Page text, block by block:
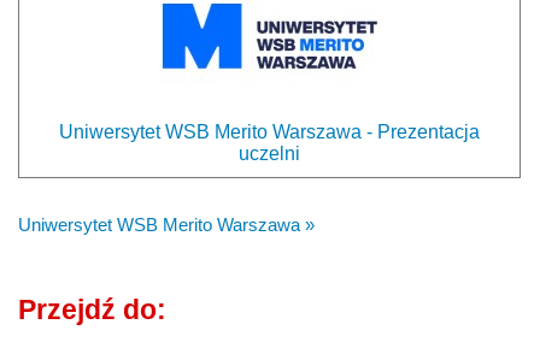
Uniwersytet WSB Merito Warszawa - Prezentacja
uczelni
Uniwersytet WSB Merito Warszawa »
Przejdź do: